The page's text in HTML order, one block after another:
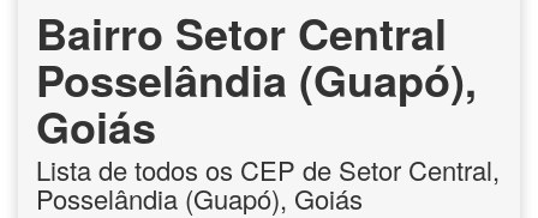
Bairro Setor Central
Posselândia (Guapó),
Goiás
Lista de todos os CEP de Setor Central,
Posselândia (Guapó), Goiás